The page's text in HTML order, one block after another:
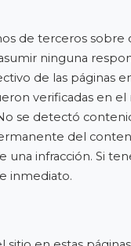
de terceros sobre
ninguna
de las páginas
verificadas en
se detectó
del
una infracción. Si
inmediato.